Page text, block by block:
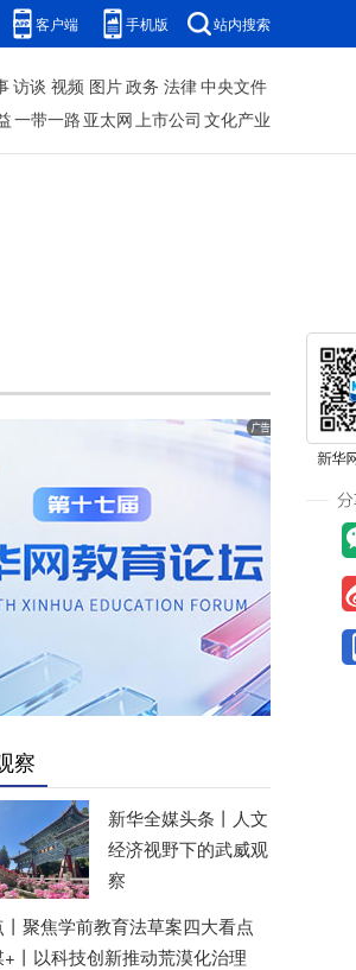
客户端 手机版 站内搜索
访谈 视频 图片政务 法律中央文件
一带一路 亚太网上市公司 文化产业
察
新华全媒头条丨 人文
经济视野下的武威观
察
聚焦学前教育法草案四大看点
丨 以科技创新推动荒漠化治理